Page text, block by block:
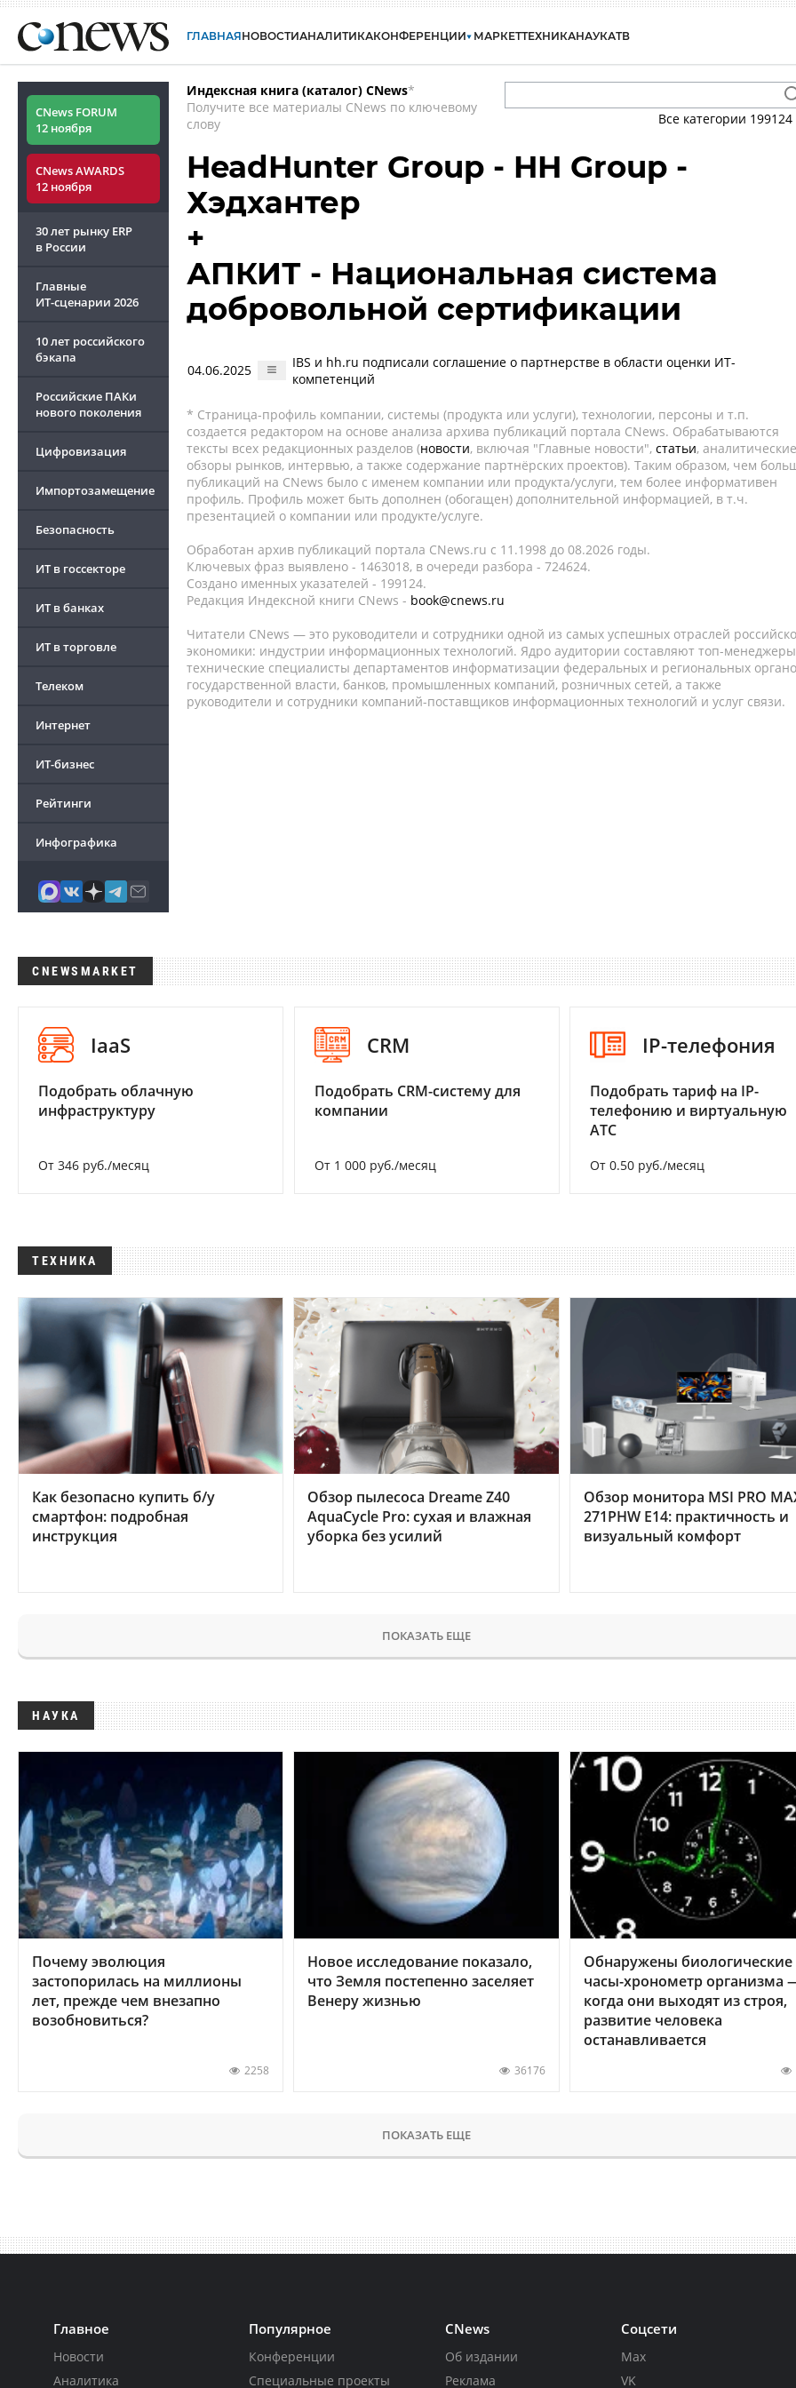
ГЛАВНАЯНОВОСТИАНАЛИТИКАКОНФЕРЕНЦИИ МАРКЕТТЕХНИКАНАУКАТВ
CNews FORUM
12 ноября
CNews AWARDS
12 ноября
30 лет рынку ERP
в России
Главные
ИТ-сценарии 2026
10 лет российского
бэкапа
Российские ПАКи
нового поколения
Цифровизация
Импортозамещение
Безопасность
ИТ в госсекторе
ИТ в банках
ИТ в торговле
Телеком
Интернет
ИТ-бизнес
Рейтинги
Инфографика
Индексная книга (каталог) CNews*
Получите все материалы CNews по ключевому
слову
Все категории 199124
HeadHunter Group - HH Group -
Хэдхантер
+
АПКИТ - Национальная система
добровольной сертификации
04.06.2025
IBS и hh.ru подписали соглашение о партнерстве в области оценки ИТ-
компетенций
* Страница-профиль компании, системы (продукта или услуги), технологии, персоны и т.п.
создается редактором на основе анализа архива публикаций портала CNews. Обрабатываются
тексты всех редакционных разделов (новости, включая "Главные новости", статьи, аналитические
обзоры рынков, интервью, а также содержание партнёрских проектов). Таким образом, чем
публикаций на CNews было с именем компании или продукта/услуги, тем более информативен
профиль. Профиль может быть дополнен (обогащен) дополнительной информацией, в т.ч.
презентацией о компании или продукте/услуге.
Обработан архив публикаций портала CNews.ru c 11.1998 до 08.2026 годы.
Ключевых фраз выявлено - 1463018, в очереди разбора - 724624.
Создано именных указателей - 199124.
Редакция Индексной книги CNews - book@cnews.ru
Читатели CNews — это руководители и сотрудники одной из самых успешных отраслей
экономики: индустрии информационных технологий. Ядро аудитории составляют топ-
технические специалисты департаментов информатизации федеральных и региональных
государственной власти, банков, промышленных компаний, розничных сетей, а также
руководители и сотрудники компаний-поставщиков информационных технологий и услуг связи.
CNEWSMARKET
IaaS
Подобрать облачную
инфраструктуру
От 346 руб./месяц
CRM
Подобрать CRM-систему для
компании
От 1 000 руб./месяц
IP-телефония
Подобрать тариф на IP-
телефонию и виртуальную
АТС
От 0.50 руб./месяц
ТЕХНИКА
Как безопасно купить б/у
смартфон: подробная
инструкция
Обзор пылесоса Dreame Z40
AquaCycle Pro: сухая и влажная
уборка без усилий
Обзор монитора MSI PRO
271PHW E14: практичность и
визуальный комфорт
ПОКАЗАТЬ ЕЩЕ
НАУКА
Почему эволюция
застопорилась на миллионы
лет, прежде чем внезапно
возобновиться?
2258
Новое исследование показало,
что Земля постепенно заселяет
Венеру жизнью
36176
Обнаружены биологические
часы-хронометр организма
когда они выходят из строя,
развитие человека
останавливается
ПОКАЗАТЬ ЕЩЕ
Главное
Новости
Аналитика
Популярное
Конференции
Специальные проекты
CNews
Об издании
Реклама
Соцсети
Max
VK